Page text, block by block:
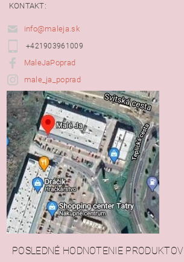
KONTAKT:
info@maleja.sk
+421903961009
MaleJaPoprad
male_ja_poprad
POSLEDNÉ HODNOTENIE PRODUKTOV